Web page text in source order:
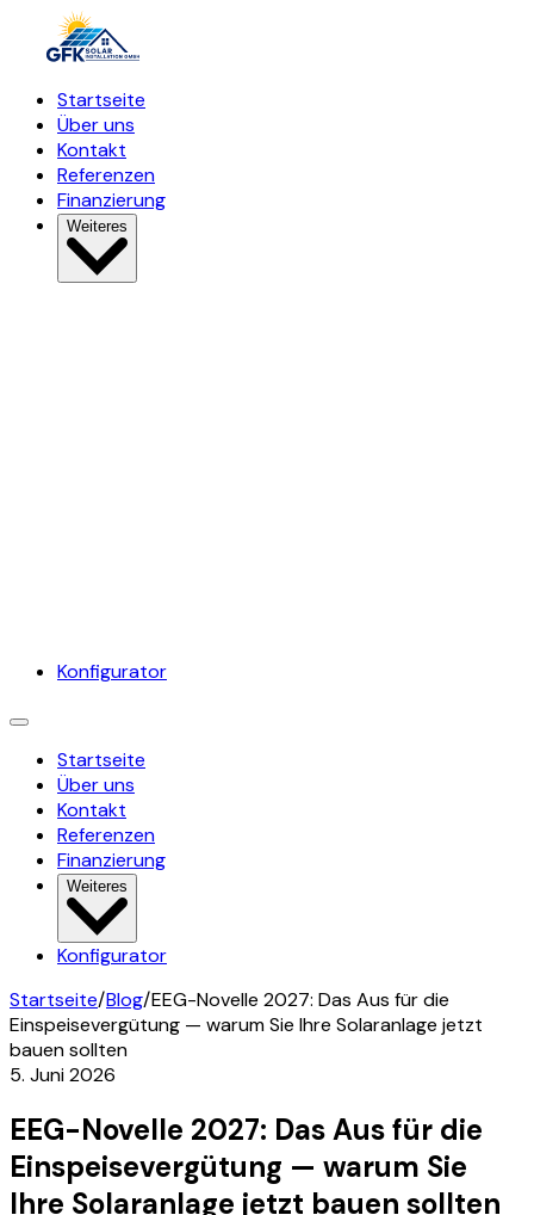
Startseite
Über uns
Kontakt
Referenzen
Finanzierung
Weiteres
Konfigurator
Startseite
Über uns
Kontakt
Referenzen
Finanzierung
Weiteres
Konfigurator
Startseite/Blog/EEG-Novelle 2027: Das Aus für die
Einspeisevergütung — warum Sie Ihre Solaranlage jetzt
bauen sollten
5. Juni 2026
EEG-Novelle 2027: Das Aus für die
Einspeisevergütung — warum Sie
Ihre Solaranlage jetzt bauen sollten